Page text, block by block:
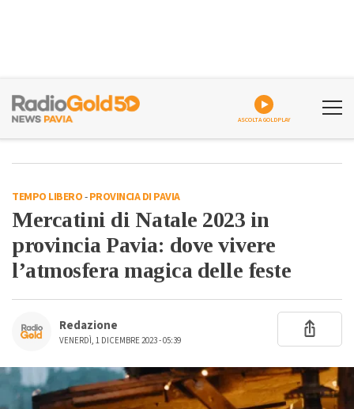
ASCOLTA GOLDPLAY
TEMPO LIBERO-PROVINCIA DI PAVIA
Mercatini di Natale 2023 in
provincia Pavia: dove vivere
l’atmosfera magica delle feste
Redazione
VENERDÌ, 1 DICEMBRE 2023 - 05:39